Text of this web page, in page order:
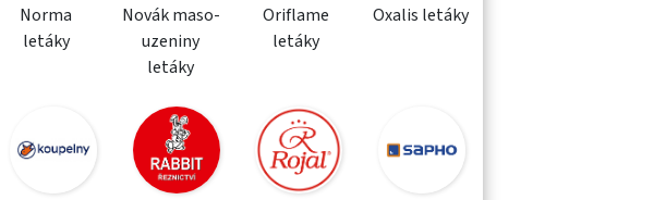
Norma
letáky
Novák maso-
uzeniny
letáky
Oriflame
letáky
Oxalis letáky